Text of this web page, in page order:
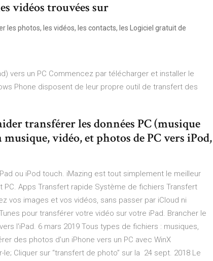
vidéos trouvées sur
les photos, les vidéos, les contacts, les Logiciel gratuit de
vers un PC Commencez par télécharger et installer le
Phone disposent de leur propre outil de transfert des
transférer les données PC (musique
vidéo, et photos de PC vers iPod,
ou iPod touch. iMazing est tout simplement le meilleur
Apps Transfert rapide Système de fichiers Transfert
vos images et vos vidéos, sans passer par iCloud ni
pour transférer votre vidéo sur votre iPad. Brancher le
l'iPad. 6 mars 2019 Tous types de fichiers : musiques,
des photos d'un iPhone vers un PC avec WinX
Cliquer sur “transfert de photo” sur la 24 sept. 2018 Le